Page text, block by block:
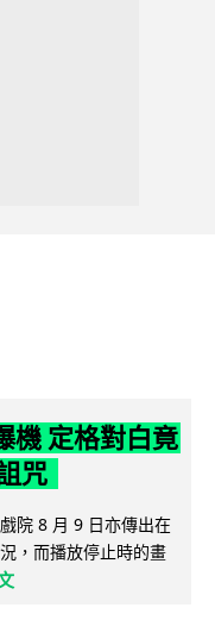
機 定格對白竟
咒
院 8 月 9 日亦傳出在
，而播放停止時的畫